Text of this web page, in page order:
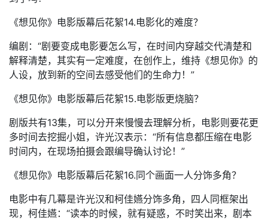
《想见你》电影版幕后花絮14.电影化的难度？
编剧：“剧要变成电影要怎么写，在时间内穿越交代清楚和
解释清楚，其实有一定难度，在创作上，维持《想见你》的
人设，放到新的空间去感受他们的生命力！”
《想见你》电影版幕后花絮15.电影版更烧脑？
剧版共有13集，可以分开来慢慢去理解分析，电影则要花更
多时间去挖掘小姐，许光汉表示：“所有信息都压缩在电影
时间内，在现场拍摄会跟编导确认讨论！”
《想见你》电影版幕后花絮16.同个画面一人分饰多角？
电影中有几幕是许光汉和柯佳嬿分饰多角，四人同框架出
现，柯佳嬿：“读本的时候，就有疑惑，不时笑出来，剧本